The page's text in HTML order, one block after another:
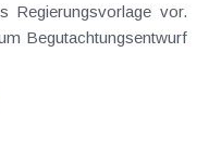
Begutachtungsentwurf